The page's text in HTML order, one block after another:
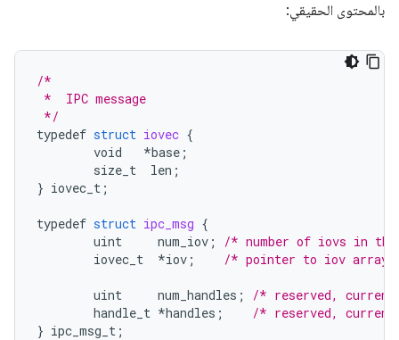
بالمحتوى الحقيقي:
/*
*  IPC message
*/
typedef struct iovec {
void
*base ;
size_t
len ;
} iovec_t ;
typedef struct ipc_msg {
uint
num_iov ;
/* number of iovs in
iovec_t
*iov ; /* pointer to iov array
uint num_handles ;
/* reserved,
handle_t *handles ;
/* reserved,
} ipc_msg_t ;